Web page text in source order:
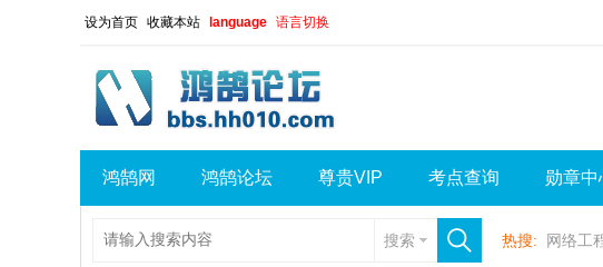
设为首页 收藏本站 language 语言切换
鸿鹄网 鸿鹄论坛 尊贵VIP 考点查询 勋章中
搜索 热搜: 网络工